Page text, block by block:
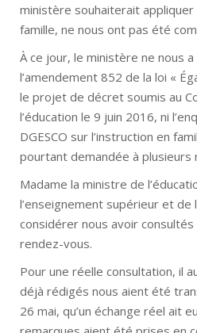
ministère souhaiterait
famille, ne nous ont pas été
À ce jour, le ministère ne nous
l’amendement 852 de la loi «
le projet de décret soumis au
l’éducation le 9 juin 2016, ni
DGESCO sur l’instruction en
pourtant demandée à plusieurs
Madame la ministre de
l’enseignement supérieur et de
considérer nous avoir
rendez-vous.
Pour une réelle consultation, il
déjà rédigés nous aient été
26 mai, qu’un échange réel ait